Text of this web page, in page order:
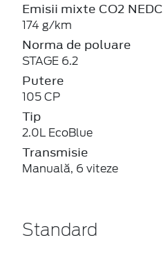
Emisii mixte CO2 NEDC
174 g/km
Norma de poluare
STAGE 6.2
Putere
105 CP
Tip
2.0L EcoBlue
Transmisie
Manuală, 6 viteze
Standard